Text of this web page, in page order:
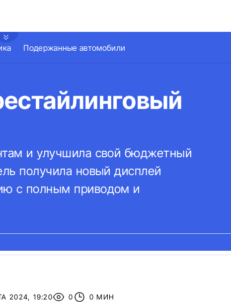
Подержанные автомобили
и улучшила свой бюджетный
получила новый дисплей
с полным приводом и
2024, 19:20 0 0 МИН